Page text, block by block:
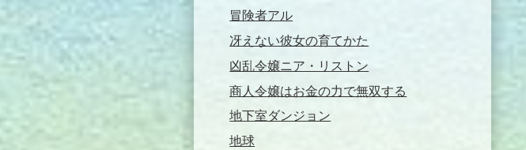
冒険者アル
冴えない彼女の育てかた
凶乱令嬢ニア・リストン
商人令嬢はお金の力で無双する
地下室ダンジョン
地球